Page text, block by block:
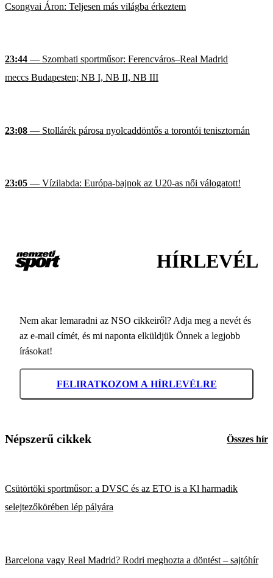
Csongvai Áron: Teljesen más világba érkeztem
23:44 — Szombati sportműsor: Ferencváros–Real Madrid
meccs Budapesten; NB I, NB II, NB III
23:08 — Stollárék párosa nyolcaddöntős a torontói tenisztornán
23:05 — Vízilabda: Európa-bajnok az U20-as női válogatott!
HÍRLEVÉL
Nem akar lemaradni az NSO cikkeiről? Adja meg a nevét és
az e-mail címét, és mi naponta elküldjük Önnek a legjobb
írásokat!
FELIRATKOZOM A HÍRLEVÉLRE
Népszerű cikkek Összes hír
Csütörtöki sportműsor: a DVSC és az ETO is a Kl harmadik
selejtezőkörében lép pályára
Barcelona vagy Real Madrid? Rodri meghozta a döntést – sajtóhír